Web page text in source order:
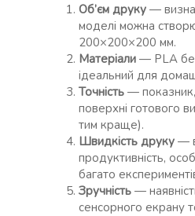
Об’єм друку —
моделі можна
200×200×200 мм.
Матеріали — PLA
ідеальний для
Точність —
поверхні готового
тим краще).
Швидкість друку —
продуктивність,
багато
Зручність —
сенсорного екрану